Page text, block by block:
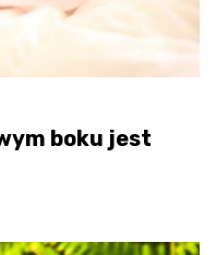
boku jest